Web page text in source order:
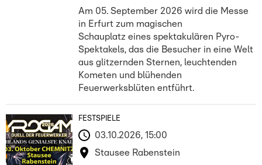
Am 05. September 2026 wird die Messe
in Erfurt zum magischen
Schauplatz eines spektakulären Pyro-
Spektakels, das die Besucher in eine Welt
aus glitzernden Sternen, leuchtenden
Kometen und blühenden
Feuerwerksblüten entführt.
FESTSPIELE
03.10.2026, 15:00
Stausee Rabenstein